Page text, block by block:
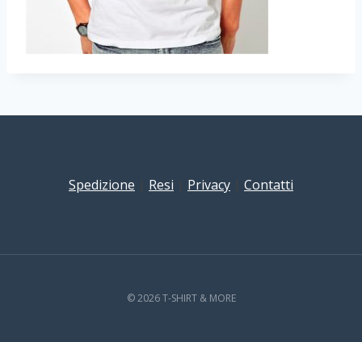
Spedizione Resi Privacy Contatti
© 2026 T-SHIRT & MORE